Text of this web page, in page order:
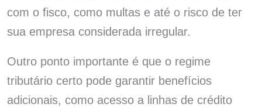
com o fisco, como multas e até o risco de ter
sua empresa considerada irregular.
Outro ponto importante é que o regime
tributário certo pode garantir benefícios
adicionais, como acesso a linhas de crédito